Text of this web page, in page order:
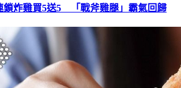
鎖炸雞買5送5 「戰斧雞腿」霸氣回歸